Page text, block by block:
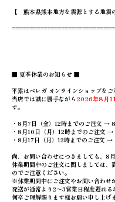
【 熊本県熊本地方を震源とする地震
■ 夏季休業のお知らせ ■
平素はベレガ オンラインショップをご
当店では誠に勝手ながら 2026年8月11
す。
・8月7日（金）12時までのご注文 →
・8月10日（月）12時までのご注文
・8月17日（月）12時までのご注文
尚、お問い合わせにつきましても、8
休業期間中のご注文に関しましては、
のでご注意ください。
※休業期間中にご注文やお問い合わせ
発送が通常より2～3営業日程度遅れる
何卒ご理解賜ります様お願い申し上げ